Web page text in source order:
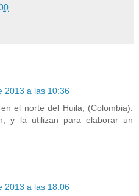
2013 a las 10:36
el norte del Huila, (Colombia).
y la utilizan para elaborar un
2013 a las 18:06